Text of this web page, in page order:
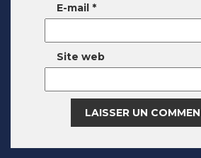
E-mail *
Site web